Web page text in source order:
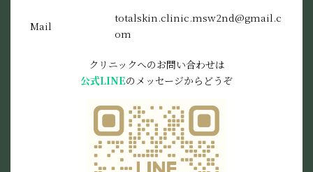
Mail
totalskin.clinic.msw2nd@gmail.c
om
クリニックへのお問い合わせは
公式LINEのメッセージからどうぞ